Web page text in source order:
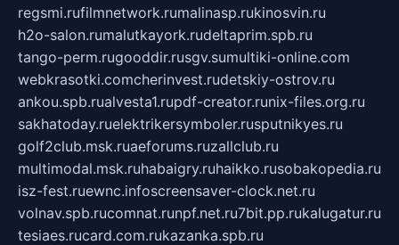
regsmi.rufilmnetwork.rumalinasp.rukinosvin.ru
h2o-salon.rumalutkayork.rudeltaprim.spb.ru
tango-perm.rugooddir.rusgv.sumultiki-online.com
webkrasotki.comcherinvest.rudetskiy-ostrov.ru
ankou.spb.rualvesta1.rupdf-creator.runix-files.org.ru
sakhatoday.ruelektrikersymboler.rusputnikyes.ru
golf2club.msk.ruaeforums.ruzallclub.ru
multimodal.msk.ruhabaigry.ruhaikko.rusobakopedia.ru
isz-fest.ruewnc.infoscreensaver-clock.net.ru
volnav.spb.rucomnat.runpf.net.ru7bit.pp.rukalugatur.ru
tesiaes.rucard.com.rukazanka.spb.ru